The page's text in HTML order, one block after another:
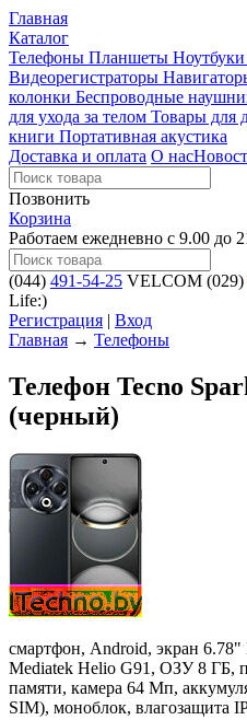
Главная
Каталог
Телефоны Планшеты Ноутбуки
Видеорегистраторы
колонки Беспроводные
для ухода за телом Товары для
книги Портативная акустика
Доставка и оплата О нас
Позвонить
Корзина
Работаем ежедневно с 9.00 до
(044) 491-54-25 VELCOM (029)
Life:)
Регистрация | Вход
Главная → Телефоны
Телефон Tecno
(черный)
смартфон, Android, экран 6.78"
Mediatek Helio G91, ОЗУ 8 ГБ,
памяти, камера 64 Мп,
SIM), моноблок, влагозащита